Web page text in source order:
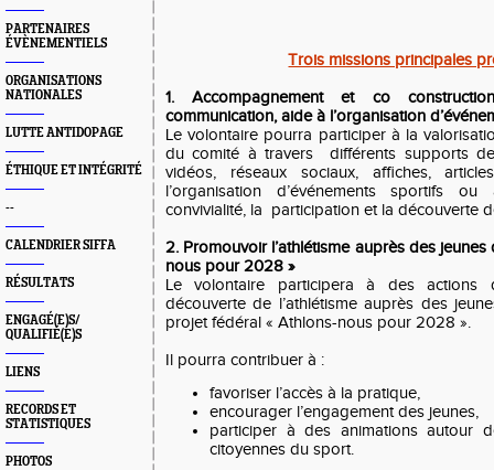
PARTENAIRES
ÉVÈNEMENTIELS
ORGANISATIONS
NATIONALES
LUTTE ANTIDOPAGE
ÉTHIQUE ET INTÉGRITÉ
--
CALENDRIER SIFFA
RÉSULTATS
ENGAGÉ(E)S/
QUALIFIÉ(E)S
LIENS
RECORDS ET
STATISTIQUES
PHOTOS
Trois missions principales
1. Accompagnement et co
communication, aide à l’organisation
Le volontaire pourra participer à la
du comité à travers différents supports
vidéos, réseaux sociaux, affiches,
l’organisation d’événements sportifs
convivialité, la participation et la découverte
2. Promouvoir l’athlétisme auprès des
nous pour 2028 »
Le volontaire participera à des actions
découverte de l’athlétisme auprès des
projet fédéral « Athlons-nous pour 2028 ».
Il pourra contribuer à :
favoriser l’accès à la pratique,
encourager l’engagement des jeunes,
participer à des animations autour
citoyennes du sport.